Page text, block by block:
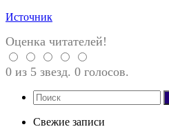
Источник
Оценка читателей!
0 из 5 звезд. 0 голосов.
Свежие записи